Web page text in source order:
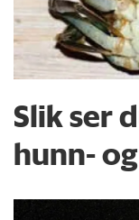
Slik ser
hunn-